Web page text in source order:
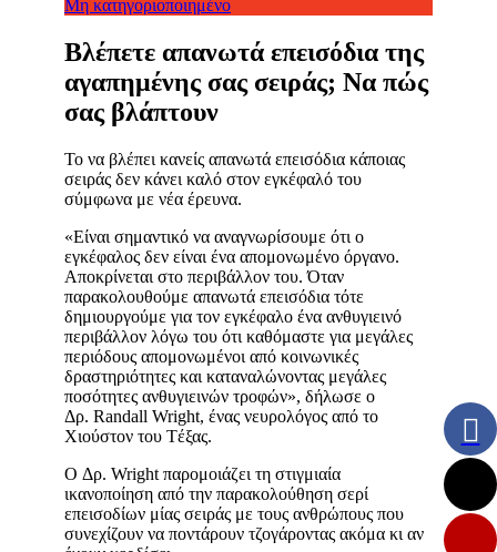
Μη κατηγοριοποιημένο
Βλέπετε απανωτά επεισόδια της
αγαπημένης σας σειράς; Να πώς
σας βλάπτουν
Το να βλέπει κανείς απανωτά επεισόδια κάποιας
σειράς δεν κάνει καλό στον εγκέφαλό του
σύμφωνα με νέα έρευνα.
«Είναι σημαντικό να αναγνωρίσουμε ότι ο
εγκέφαλος δεν είναι ένα απομονωμένο όργανο.
Αποκρίνεται στο περιβάλλον του. Όταν
παρακολουθούμε απανωτά επεισόδια τότε
δημιουργούμε για τον εγκέφαλο ένα ανθυγιεινό
περιβάλλον λόγω του ότι καθόμαστε για μεγάλες
περιόδους απομονωμένοι από κοινωνικές
δραστηριότητες και καταναλώνοντας μεγάλες
ποσότητες ανθυγιεινών τροφών», δήλωσε ο
Δρ. Randall Wright, ένας νευρολόγος από το
Χιούστον του Τέξας.
O Δρ. Wright παρομοιάζει τη στιγμιαία
ικανοποίηση από την παρακολούθηση σερί
επεισοδίων μίας σειράς με τους ανθρώπους που
συνεχίζουν να ποντάρουν τζογάροντας ακόμα κι αν